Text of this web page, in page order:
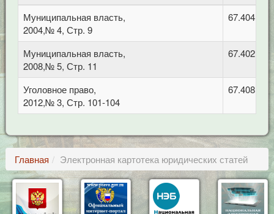
Муниципальная власть,
2004,№ 4, Стр. 9
67.404.2
Муниципальная власть,
2008,№ 5, Стр. 11
67.402
Уголовное право,
2012,№ 3, Стр. 101-104
67.408
Главная Электронная картотека юридических статей